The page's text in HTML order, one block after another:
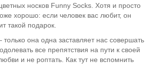
носков Funny Socks. Хотя и просто
хорошо: если человек вас любит, он
такой подарок.
она одна заставляет нас совершать
все препятствия на пути к своей
и не роптать. Как тут не вспомнить